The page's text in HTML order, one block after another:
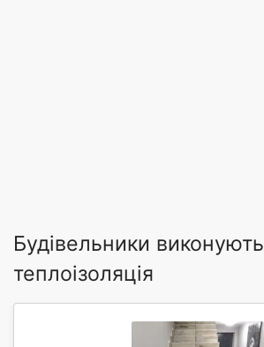
Будівельники виконують
теплоізоляція